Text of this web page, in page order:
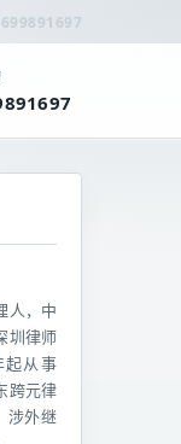
人，中
圳律师
起从事
跨元律
涉外继